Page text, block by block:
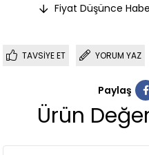
Fiyat Düşünce
TAVSIYE ET YORUM YAZ
Paylaş
Ürün